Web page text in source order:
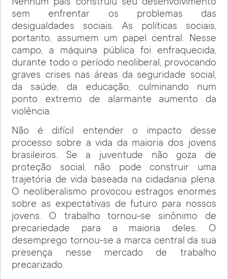
Nenhum país construiu seu desenvolvimento
sem enfrentar os problemas das
desigualdades sociais. As políticas sociais,
portanto, assumem um papel central. Nesse
campo, a máquina pública foi enfraquecida,
durante todo o período neoliberal, provocando
graves crises nas áreas da seguridade social,
da saúde, da educação, culminando num
ponto extremo de alarmante aumento da
violência.
Não é difícil entender o impacto desse
processo sobre a vida da maioria dos jovens
brasileiros. Se a juventude não goza de
proteção social, não pode construir uma
trajetória de vida baseada na cidadania plena.
O neoliberalismo provocou estragos enormes
sobre as expectativas de futuro para nossos
jovens. O trabalho tornou-se sinônimo de
precariedade para a maioria deles. O
desemprego tornou-se a marca central da sua
presença nesse mercado de trabalho
precarizado.